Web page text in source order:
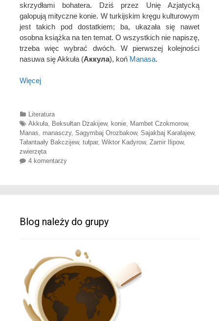
skrzydłami bohatera. Dziś przez Unię Azjatycką
galopują mityczne konie. W turkijskim kręgu kulturowym
jest takich pod dostatkiem; ba, ukazała się nawet
osobna książka na ten temat. O wszystkich nie napiszę,
trzeba więc wybrać dwóch. W pierwszej kolejności
nasuwa się Akkuła (Аккула), koń Manasa.
Więcej
Categories
Literatura
Tags
Akkuła, Beksułtan Dżakijew, konie, Mambet Czokmorow,
Manas, manasczy, Sagymbaj Orozbakow, Sajakbaj Karałajew,
Tałantaały Bakczijew, tułpar, Wiktor Kadyrow, Zamir Ilipow,
zwierzęta
4 komentarzy
Blog należy do grupy